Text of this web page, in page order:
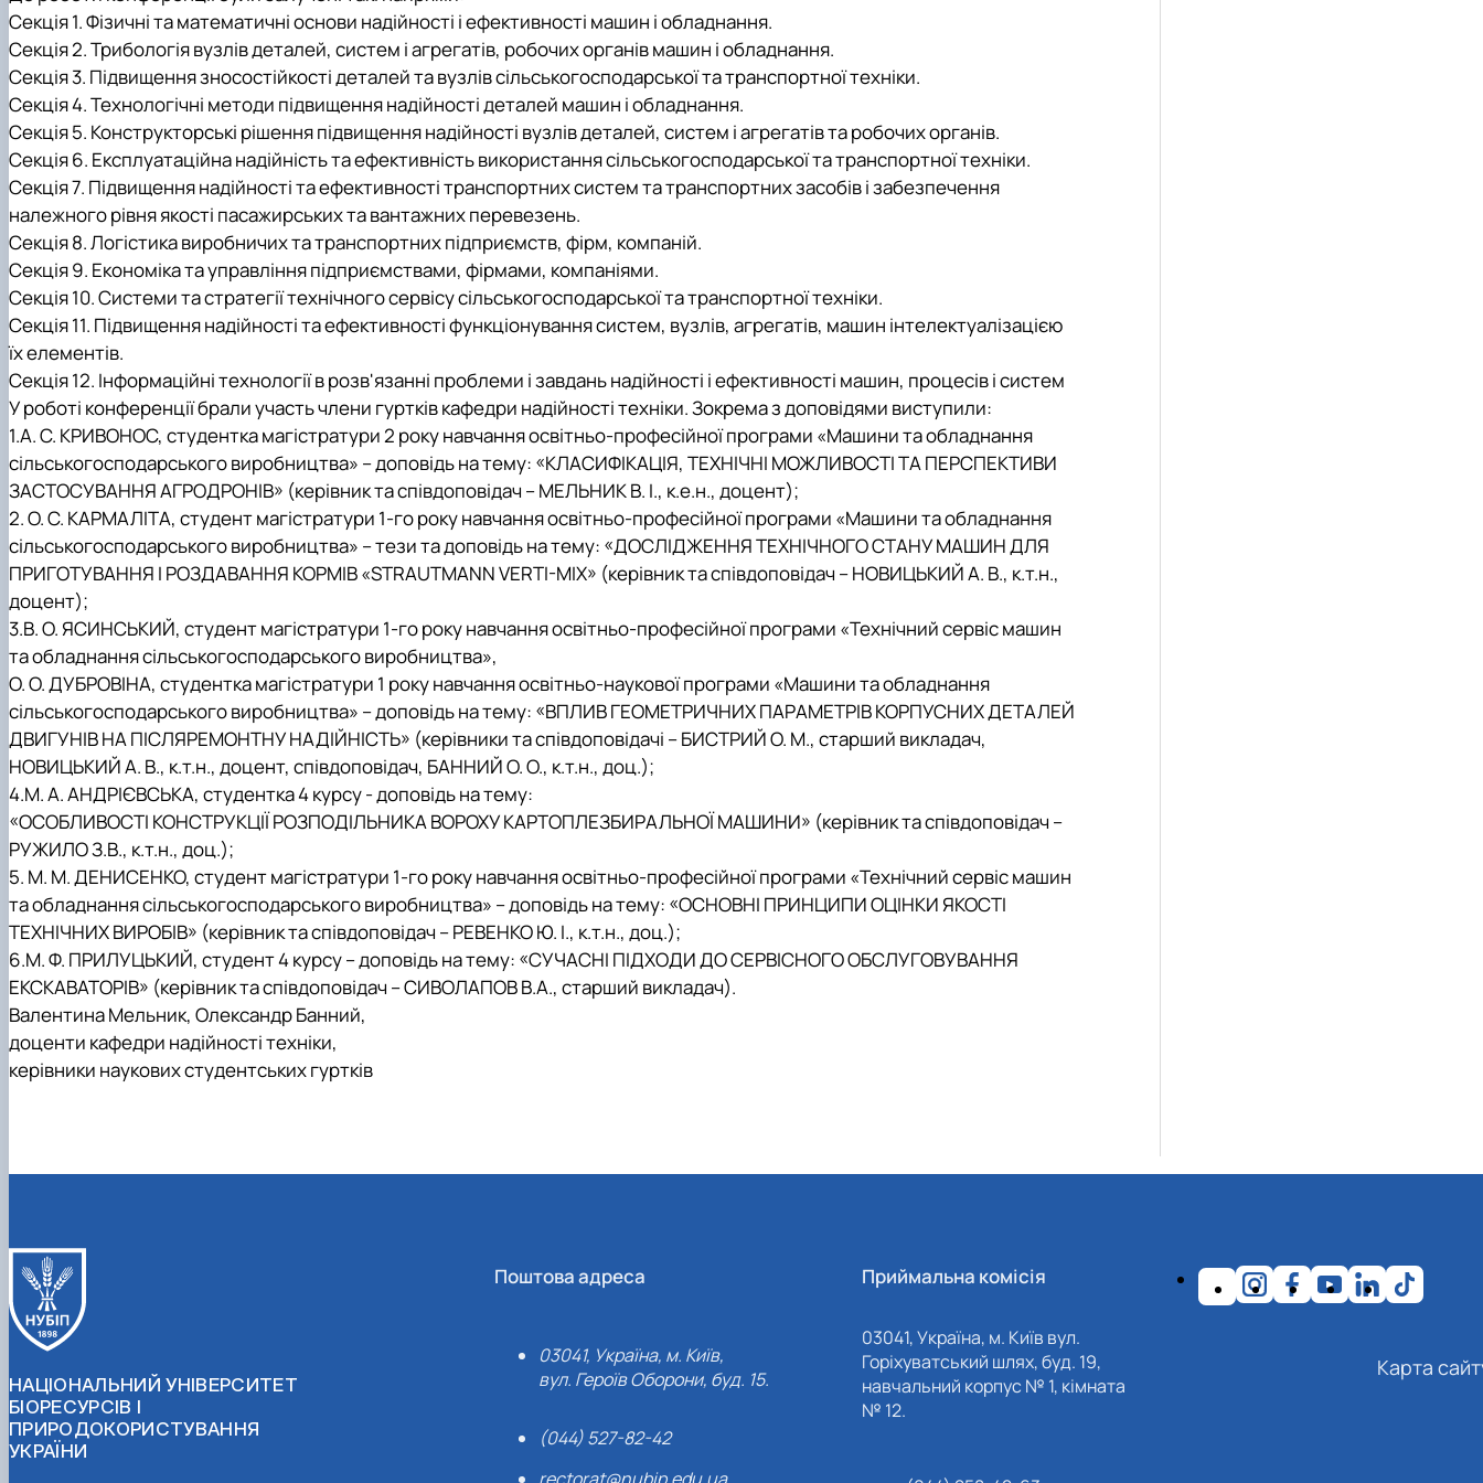
Секція 1. Фізичні та математичні основи надійності і ефективності машин і обладнання.
Секція 2. Трибологія вузлів деталей, систем і агрегатів, робочих органів машин і обладнання.
Секція 3. Підвищення зносостійкості деталей та вузлів сільськогосподарської та транспортної техніки.
Секція 4. Технологічні методи підвищення надійності деталей машин і обладнання.
Секція 5. Конструкторські рішення підвищення надійності вузлів деталей, систем і агрегатів та робочих органів.
Секція 6. Експлуатаційна надійність та ефективність використання сільськогосподарської та транспортної техніки.
Секція 7. Підвищення надійності та ефективності транспортних систем та транспортних засобів і забезпечення
належного рівня якості пасажирських та вантажних перевезень.
Секція 8. Логістика виробничих та транспортних підприємств, фірм, компаній.
Секція 9. Економіка та управління підприємствами, фірмами, компаніями.
Секція 10. Системи та стратегії технічного сервісу сільськогосподарської та транспортної техніки.
Секція 11. Підвищення надійності та ефективності функціонування систем, вузлів, агрегатів, машин інтелектуалізацією
їх елементів.
Секція 12. Інформаційні технології в розв'язанні проблеми і завдань надійності і ефективності машин, процесів і систем
У роботі конференції брали участь члени гуртків кафедри надійності техніки. Зокрема з доповідями виступили:
1.А. С. КРИВОНОС, студентка магістратури 2 року навчання освітньо-професійної програми «Машини та обладнання
сільськогосподарського виробництва» – доповідь на тему: «КЛАСИФІКАЦІЯ, ТЕХНІЧНІ МОЖЛИВОСТІ ТА ПЕРСПЕКТИВИ
ЗАСТОСУВАННЯ АГРОДРОНІВ» (керівник та співдоповідач – МЕЛЬНИК В. І., к.е.н., доцент);
2. О. С. КАРМАЛІТА, студент магістратури 1-го року навчання освітньо-професійної програми «Машини та обладнання
сільськогосподарського виробництва» – тези та доповідь на тему: «ДОСЛІДЖЕННЯ ТЕХНІЧНОГО СТАНУ МАШИН ДЛЯ
ПРИГОТУВАННЯ І РОЗДАВАННЯ КОРМІВ «STRAUTMANN VERTI-MIX» (керівник та співдоповідач – НОВИЦЬКИЙ А. В., к.т.н.,
доцент);
3.В. О. ЯСИНСЬКИЙ, студент магістратури 1-го року навчання освітньо-професійної програми «Технічний сервіс машин
та обладнання сільськогосподарського виробництва»,
О. О. ДУБРОВІНА, студентка магістратури 1 року навчання освітньо-наукової програми «Машини та обладнання
сільськогосподарського виробництва» – доповідь на тему: «ВПЛИВ ГЕОМЕТРИЧНИХ ПАРАМЕТРІВ КОРПУСНИХ ДЕТАЛЕЙ
ДВИГУНІВ НА ПІСЛЯРЕМОНТНУ НАДІЙНІСТЬ» (керівники та співдоповідачі – БИСТРИЙ О. М., старший викладач,
НОВИЦЬКИЙ А. В., к.т.н., доцент, співдоповідач, БАННИЙ О. О., к.т.н., доц.);
4.М. А. АНДРІЄВСЬКА, студентка 4 курсу - доповідь на тему:
«ОСОБЛИВОСТІ КОНСТРУКЦІЇ РОЗПОДІЛЬНИКА ВОРОХУ КАРТОПЛЕЗБИРАЛЬНОЇ МАШИНИ» (керівник та співдоповідач –
РУЖИЛО З.В., к.т.н., доц.);
5. М. М. ДЕНИСЕНКО, студент магістратури 1-го року навчання освітньо-професійної програми «Технічний сервіс машин
та обладнання сільськогосподарського виробництва» – доповідь на тему: «ОСНОВНІ ПРИНЦИПИ ОЦІНКИ ЯКОСТІ
ТЕХНІЧНИХ ВИРОБІВ» (керівник та співдоповідач – РЕВЕНКО Ю. І., к.т.н., доц.);
6.М. Ф. ПРИЛУЦЬКИЙ, студент 4 курсу – доповідь на тему: «СУЧАСНІ ПІДХОДИ ДО СЕРВІСНОГО ОБСЛУГОВУВАННЯ
ЕКСКАВАТОРІВ» (керівник та співдоповідач – СИВОЛАПОВ В.А., старший викладач).
Валентина Мельник, Олександр Банний,
доценти кафедри надійності техніки,
керівники наукових студентських гуртків
НАЦІОНАЛЬНИЙ УНІВЕРСИТЕТ
БІОРЕСУРСІВ І
ПРИРОДОКОРИСТУВАННЯ
УКРАЇНИ
Поштова адреса
03041, Україна, м. Київ,
вул. Героїв Оборони, буд. 15.
(044) 527-82-42
Приймальна комісія
03041, Україна, м. Київ вул.
Горіхуватський шлях, буд. 19,
навчальний корпус № 1, кімната
№ 12.
Карта